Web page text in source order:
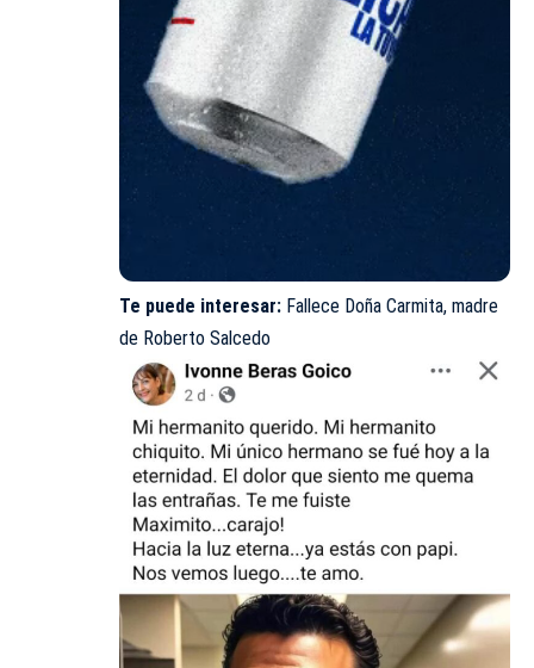
Te puede interesar: Fallece Doña Carmita, madre
de Roberto Salcedo